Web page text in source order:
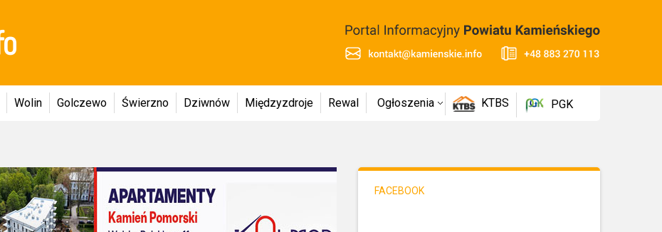
Wolin Golczewo Świerzno Dziwnów Międzyzdroje Rewal Ogłoszenia KTBS PGK
FACEBOOK